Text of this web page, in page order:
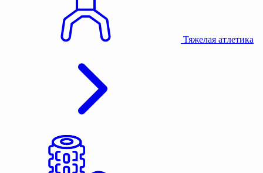
Тяжелая атлетика